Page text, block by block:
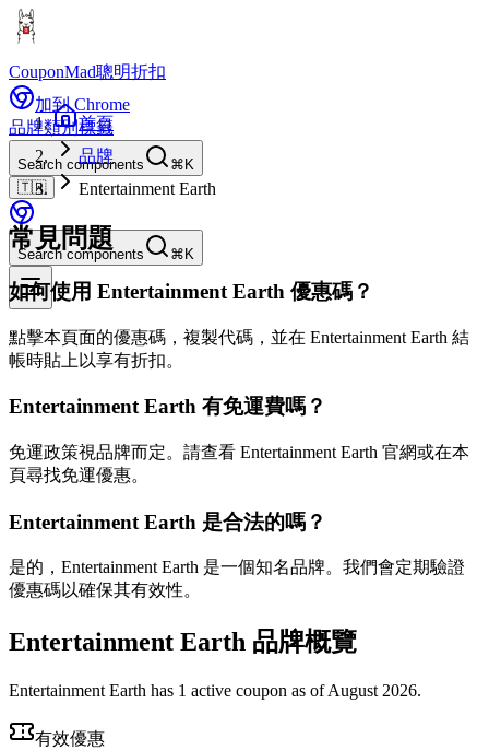
CouponMad聰明折扣
加到 Chrome
品牌類別標籤
Search components
⌘K
🇹🇼
Search components ⌘K
首頁
品牌
Entertainment Earth
常見問題
如何使用 Entertainment Earth 優惠碼？
點擊本頁面的優惠碼，複製代碼，並在 Entertainment Earth 結
帳時貼上以享有折扣。
Entertainment Earth 有免運費嗎？
免運政策視品牌而定。請查看 Entertainment Earth 官網或在本
頁尋找免運優惠。
Entertainment Earth 是合法的嗎？
是的，Entertainment Earth 是一個知名品牌。我們會定期驗證
優惠碼以確保其有效性。
Entertainment Earth 品牌概覽
Entertainment Earth has 1 active coupon as of August 2026.
有效優惠